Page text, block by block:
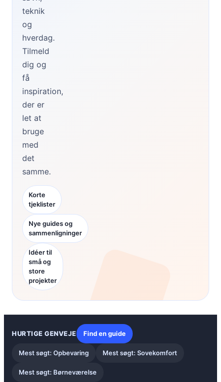
teknik
og
hverdag.
Tilmeld
dig og
få
inspiration,
der er
let at
bruge
med
det
samme.
Korte
tjeklister
Nye guides og
sammenligninger
Idéer til
små og
store
projekter
HURTIGE GENVEJE Find en guide
Mest søgt: Opbevaring Mest søgt: Sovekomfort
Mest søgt: Børneværelse